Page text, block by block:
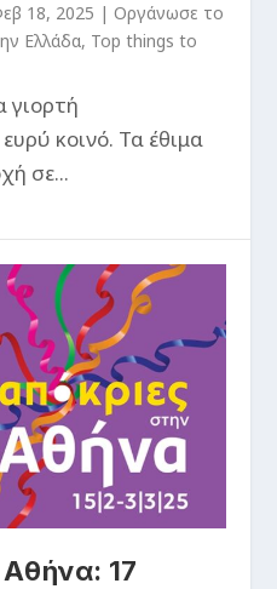
18, 2025 |Oργάνωσε το
Ελλάδα, Top things to
γιορτή
κοινό. Τα έθιμα
σε...
17